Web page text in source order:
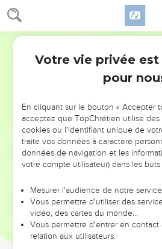
Psaumes 99
Proclamez la grandeur de l’Eternel,
prosternez-vous sur sa montagne
l’Eternel, notre Dieu !
Psaumes 100
Seuls les Évangiles sont disponibles en vidéo
Le roi s'engage devant
droit
l’honneur de l’Eternel, habitants de
Servez l’Eternel avec joie, venez
présence !
3 Sachez que l’Eternel est Dieu !
Votre vie privée
pour
En cliquant sur le bouton « Accepter
acceptez que TopChrétien utilise des
cookies ou l'identifiant unique de
traite vos données à caractère
données de navigation et les
votre compte utilisateur) dans les buts
Mesurer l'audience de notre service
Vous permettre d'utiliser des
vidéo, des cartes du monde…
Vous permettre d'entrer en
relation aux utilisateurs.